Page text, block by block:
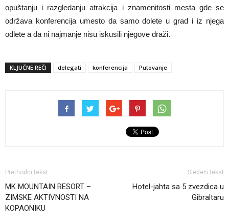
opuštanju i razgledanju atrakcija i znamenitosti mesta gde se
održava konferencija umesto da samo dolete u grad i iz njega
odlete a da ni najmanje nisu iskusili njegove draži.
KLJUČNE REČI delegati konferencija Putovanje
Prethodni tekst
MK MOUNTAIN RESORT –
ZIMSKE AKTIVNOSTI NA
KOPAONIKU
Sledeći tekst
Hotel-jahta sa 5 zvezdica u
Gibraltaru